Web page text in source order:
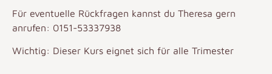
Für eventuelle Rückfragen kannst du Theresa gern
anrufen: 0151-53337938
Wichtig: Dieser Kurs eignet sich für alle Trimester